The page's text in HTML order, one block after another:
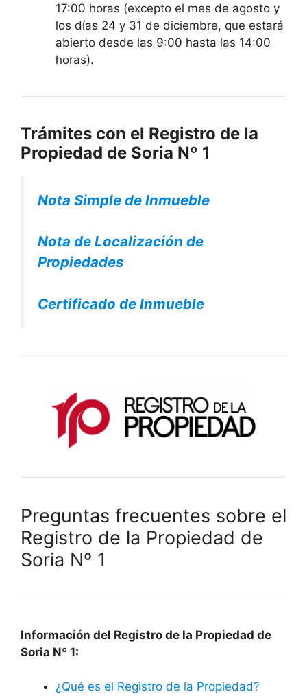
17:00 horas (excepto el mes de agosto y
los días 24 y 31 de diciembre, que estará
abierto desde las 9:00 hasta las 14:00
horas).
Trámites con el Registro de la
Propiedad de Soria Nº 1
Nota Simple de Inmueble
Nota de Localización de
Propiedades
Certificado de Inmueble
Preguntas frecuentes sobre el
Registro de la Propiedad de
Soria Nº 1
Información del Registro de la Propiedad de
Soria Nº 1:
¿Qué es el Registro de la Propiedad?